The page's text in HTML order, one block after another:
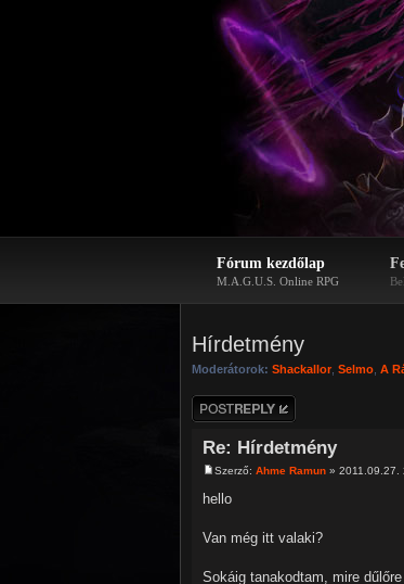
Fórum kezdőlap
M.A.G.U.S. Online RPG
Hírdetmény
Moderátorok: Shackallor Selmo A
Hozzászólás
küldése
Re: Hírdetmény
Szerző: Ahme Ramun » 2011.09.27.
hello
Van még itt valaki?
Sokáig tanakodtam, mire